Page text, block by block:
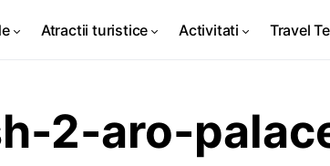
Atractii turistice Activitati Travel
2-aro-